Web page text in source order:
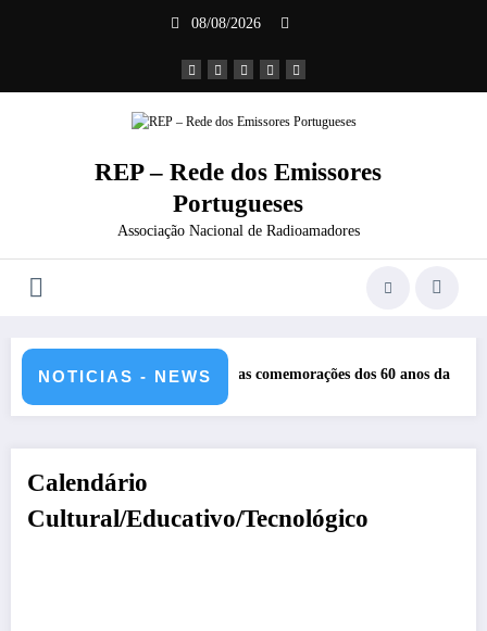
08/08/2026
REP – Rede dos Emissores
Portugueses
Associação Nacional de Radioamadores
NOTICIAS - NEWS
REP nas comemorações dos 60 anos da Ponte 25 abril – CR60A
Calendário
Cultural/Educativo/Tecnológico